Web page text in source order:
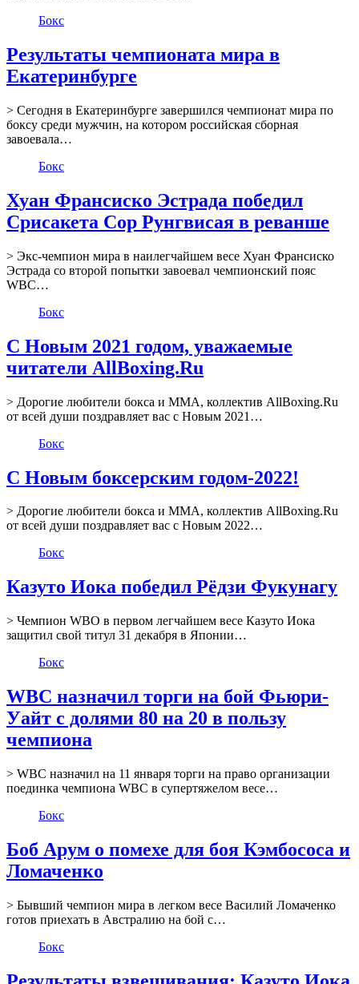
Бокс
Результаты чемпионата мира в
Екатеринбурге
> Сегодня в Екатеринбурге завершился чемпионат мира по
боксу среди мужчин, на котором российская сборная
завоевала…
Бокс
Хуан Франсиско Эстрада победил
Срисакета Сор Рунгвисая в реванше
> Экс-чемпион мира в наилегчайшем весе Хуан Франсиско
Эстрада со второй попытки завоевал чемпионский пояс
WBC…
Бокс
С Новым 2021 годом, уважаемые
читатели AllBoxing.Ru
> Дорогие любители бокса и ММА, коллектив AllBoxing.Ru
от всей души поздравляет вас с Новым 2021…
Бокс
С Новым боксерским годом-2022!
> Дорогие любители бокса и ММА, коллектив AllBoxing.Ru
от всей души поздравляет вас с Новым 2022…
Бокс
Казуто Иока победил Рёдзи Фукунагу
> Чемпион WBO в первом легчайшем весе Казуто Иока
защитил свой титул 31 декабря в Японии…
Бокс
WBC назначил торги на бой Фьюри-
Уайт с долями 80 на 20 в пользу
чемпиона
> WBC назначил на 11 января торги на право организации
поединка чемпиона WBC в супертяжелом весе…
Бокс
Боб Арум о помехе для боя Кэмбососа и
Ломаченко
> Бывший чемпион мира в легком весе Василий Ломаченко
готов приехать в Австралию на бой с…
Бокс